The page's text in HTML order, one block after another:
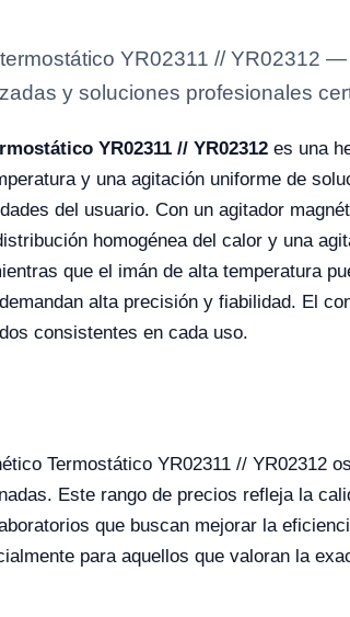
YR02311 // YR02312
y soluciones profesionales
YR02311 // YR02312 es una
y una agitación uniforme de
del usuario. Con un agitador
homogénea del calor y una
que el imán de alta temperatura
alta precisión y fiabilidad. El
consistentes en cada uso.
Termostático YR02311 // YR02312
Este rango de precios refleja la
que buscan mejorar la
para aquellos que valoran la